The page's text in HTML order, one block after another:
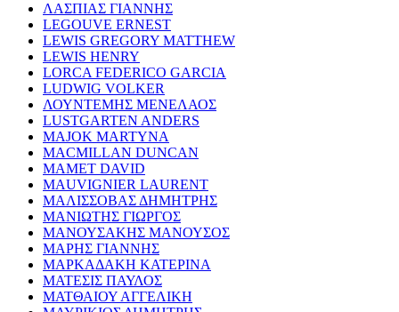
ΛΑΣΠΙΑΣ ΓΙΑΝΝΗΣ
LEGOUVE ERNEST
LEWIS GREGORY MATTHEW
LEWIS HENRY
LORCA FEDERICO GARCIA
LUDWIG VOLKER
ΛΟΥΝΤΕΜΗΣ ΜΕΝΕΛΑΟΣ
LUSTGARTEN ANDERS
MAJOK MARTYNA
MACMILLAN DUNCAN
MAMET DAVID
MAUVIGNIER LAURENT
ΜΑΛΙΣΣΟΒΑΣ ΔΗΜΗΤΡΗΣ
ΜΑΝΙΩΤΗΣ ΓΙΩΡΓΟΣ
ΜΑΝΟΥΣΑΚΗΣ ΜΑΝΟΥΣΟΣ
ΜΑΡΗΣ ΓΙΑΝΝΗΣ
ΜΑΡΚΑΔΑΚΗ ΚΑΤΕΡΙΝΑ
ΜΑΤΕΣΙΣ ΠΑΥΛΟΣ
ΜΑΤΘΑΙΟΥ ΑΓΓΕΛΙΚΗ